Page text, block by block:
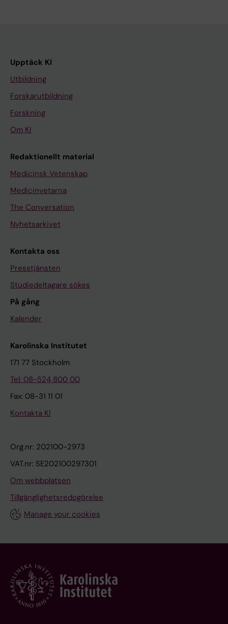
Upptäck KI
Utbildning
Forskarutbildning
Forskning
Om KI
Redaktionellt material
Medicinsk Vetenskap
Medicinvetarna
The Conversation
Nyhetsarkivet
Kontakta oss
Presstjänsten
Studiedeltagare sökes
På gång
Kalender
Karolinska Institutet
171 77 Stockholm
Tel: 08-524 800 00
Fax: 08-31 11 01
Kontakta KI
Org.nr: 202100-2973
VAT.nr: SE202100297301
Om webbplatsen
Tillgänglighetsredogörelse
Manage your cookies